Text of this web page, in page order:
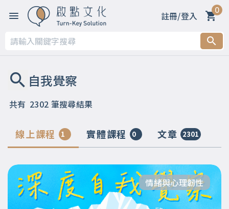
註冊/登入 0
共有 2302 筆搜尋結果
線上課程 1 實體課程 0 文章 2301
情緒與心理韌性